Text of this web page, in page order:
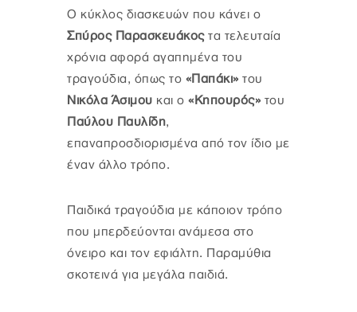
Ο κύκλος διασκευών που κάνει ο
Σπύρος Παρασκευάκοςτα τελευταία
χρόνια αφορά αγαπημένα του
τραγούδια, όπως το «Παπάκι» του
Νικόλα Άσιμου και ο «Κηπουρός» του
Παύλου Παυλίδη,
επαναπροσδιορισμένα από τον ίδιο με
έναν άλλο τρόπο.
Παιδικά τραγούδια με κάποιον τρόπο
που μπερδεύονται ανάμεσα στο
όνειρο και τον εφιάλτη. Παραμύθια
σκοτεινά για μεγάλα παιδιά.